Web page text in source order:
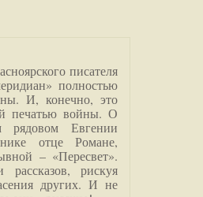
писателя
полностью
И, конечно, это
печатью войны. О
рядовом Евгении
отце Романе,
– «Пересвет».
рискуя
других. И не